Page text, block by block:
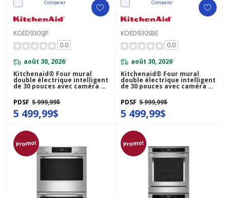
Comparer
KOED930SJP
0.0
août 30, 2026*
Kitchenaid® Four mural
double électrique intelligent
de 30 pouces avec caméra de
cuisson intelligente - Fini
Genévrier KOED930SJP
PDSF 5 999,99$
5 499,99$
Comparer
KOED930SBE
0.0
août 30, 2026*
Kitchenaid® Four mural
double électrique intelligent
de 30 pouces avec caméra de
cuisson intelligente - Fini
minerai noir KOED930SBE
PDSF 5 999,99$
5 499,99$
Promo! Promo!